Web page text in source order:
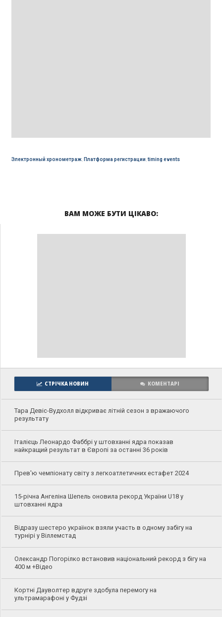
Электронный хронометраж, Платформа регистрации,timing events
ВАМ МОЖЕ БУТИ ЦІКАВО:
СТРІЧКА НОВИН КОМЕНТАРІ
Тара Девіс-Вудхолл відкриває літній сезон з вражаючого
результату
Італієць Леонардо Фаббрі у штовханні ядра показав
найкращий результат в Європі за останні 36 років
Прев'ю чемпіонату світу з легкоатлетичних естафет 2024
15-річна Ангеліна Шепель оновила рекорд України U18 у
штовханні ядра
Відразу шестеро українок взяли участь в одному забігу на
турнірі у Віллемстад
Олександр Погорілко встановив національний рекорд з бігу на
400 м +Відео
Кортні Дауволтер вдруге здобула перемогу на
ультрамарафоні у Фудзі